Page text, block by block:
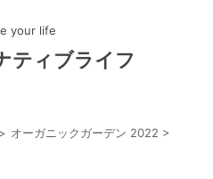
your life
ティブライフ
> オーガニックガーデン 2022 >